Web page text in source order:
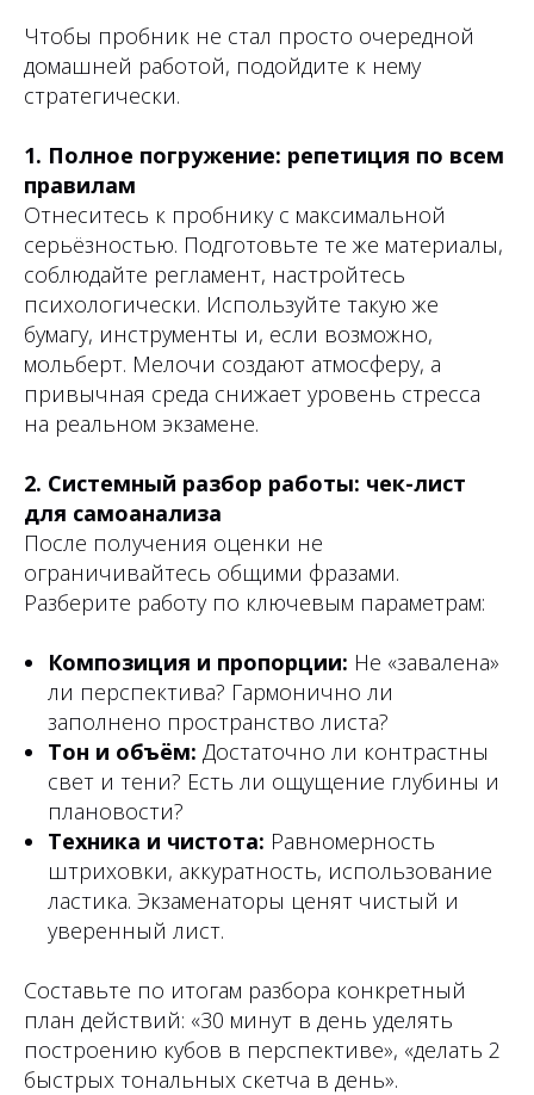
Чтобы пробник не стал просто очередной
домашней работой, подойдите к нему
стратегически.
1. Полное погружение: репетиция по всем
правилам
Отнеситесь к пробнику с максимальной
серьёзностью. Подготовьте те же материалы,
соблюдайте регламент, настройтесь
психологически. Используйте такую же
бумагу, инструменты и, если возможно,
мольберт. Мелочи создают атмосферу, а
привычная среда снижает уровень стресса
на реальном экзамене.
2. Системный разбор работы: чек-лист
для самоанализа
После получения оценки не
ограничивайтесь общими фразами.
Разберите работу по ключевым параметрам:
Композиция и пропорции: Не «завалена»
ли перспектива? Гармонично ли
заполнено пространство листа?
Тон и объём: Достаточно ли контрастны
свет и тени? Есть ли ощущение глубины и
плановости?
Техника и чистота: Равномерность
штриховки, аккуратность, использование
ластика. Экзаменаторы ценят чистый и
уверенный лист.
Составьте по итогам разбора конкретный
план действий: «30 минут в день уделять
построению кубов в перспективе», «делать 2
быстрых тональных скетча в день».